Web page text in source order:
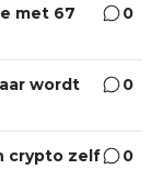
met 67
0
wordt
0
crypto zelf
0